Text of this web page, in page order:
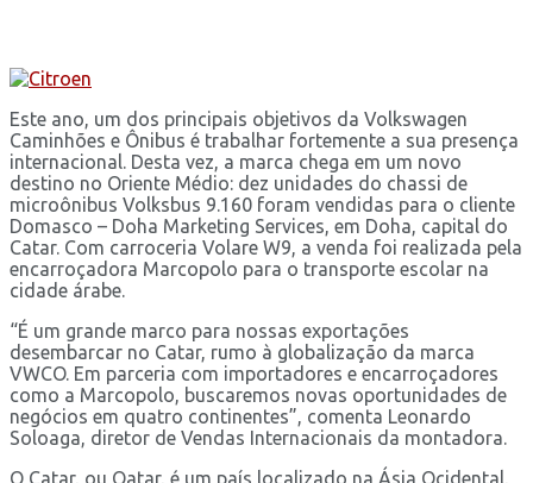
Este ano, um dos principais objetivos da Volkswagen
Caminhões e Ônibus é trabalhar fortemente a sua presença
internacional. Desta vez, a marca chega em um novo
destino no Oriente Médio: dez unidades do chassi de
microônibus Volksbus 9.160 foram vendidas para o cliente
Domasco – Doha Marketing Services, em Doha, capital do
Catar. Com carroceria Volare W9, a venda foi realizada pela
encarroçadora Marcopolo para o transporte escolar na
cidade árabe.
“É um grande marco para nossas exportações
desembarcar no Catar, rumo à globalização da marca
VWCO. Em parceria com importadores e encarroçadores
como a Marcopolo, buscaremos novas oportunidades de
negócios em quatro continentes”, comenta Leonardo
Soloaga, diretor de Vendas Internacionais da montadora.
O Catar, ou Qatar, é um país localizado na Ásia Ocidental,